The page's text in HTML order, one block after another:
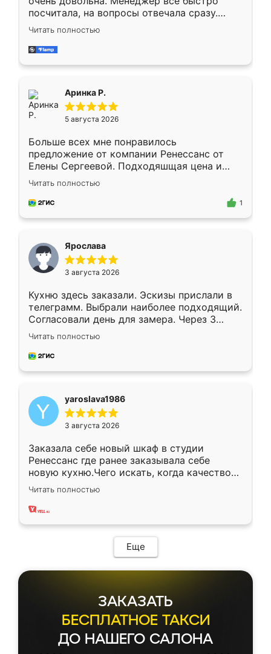
посчитала, на вопросы отвечала сразу.
Замерщик приехал в субботу, подошёл к
делу со всей ответственностью. Собрали
за день, ребята работали аккуратно, даже
Читать полностью
Аринка Р.
5 августа 2026
Больше всех мне понравилось
предложение от компании Ренессанс от
Елены Сергеевой. Подходяшщая цена и
короткие сроки изготовления. Приехавший
для замера сотрудник Владислав
предложил по моему эскизу самый
Читать полностью
1
Ярослава
3 августа 2026
Кухню здесь заказали. Эскизы прислали в
телеграмм. Выбрали наиболее подходящий.
Согласовали день для замера. Через 3
недели кухня была уже готова. Остались
довольны работой. Спасибо Ренессанс
мебель за качественную работу!
Читать полностью
yaroslava1986
3 августа 2026
Заказала себе новый шкаф в студии
Ренессанс где ранее заказывала себе
новую кухню.Чего искать, когда качеством
вполне довольна. Служит кухня уже почти
два года, нареканий нет.
Читать полностью
Еще
ЗАКАЗАТЬ
БЕСПЛАТНОЕ ТАКСИ
ДО НАШЕГО САЛОНА